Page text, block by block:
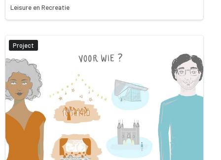
Leisure en Recreatie
Project